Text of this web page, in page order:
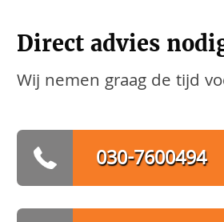
Direct advies
Wij nemen graag de tijd
030-7600494